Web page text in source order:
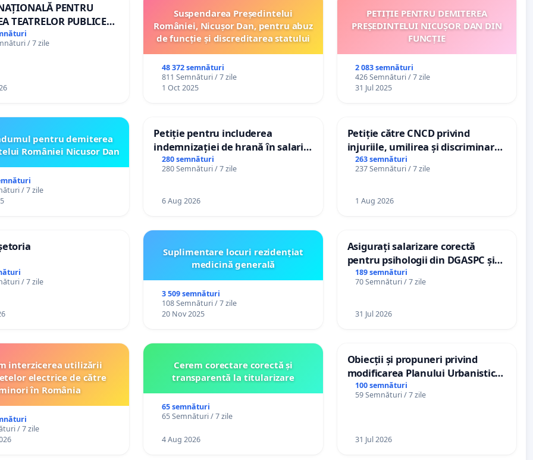
PENTRU
TEATRELOR PUBLICE
DIN ROMÂNIA
/ 7 zile
Suspendarea Președintelui
României, Nicușor Dan, pentru abuz
de funcție și discreditarea statului
48 372 semnături
811 Semnături / 7 zile
1 Oct 2025
PETIȚIE PENTRU DEMITEREA
PREȘEDINTELUI NICUȘOR DAN DIN
FUNCȚIE
2 083 semnături
426 Semnături / 7 zile
31 Jul 2025
pentru demiterea
României Nicusor Dan
/ 7 zile
Petiție pentru includerea
indemnizației de hrană în salariul
de bază și protejarea gradațiilor
de vechime pentru asistenții
280 semnături
280 Semnături / 7 zile
6 Aug 2026
Petiție către CNCD privind
injuriile, umilirea și discriminarea
persoanelor cu dizabilități de
către utilizatorul TikTok „Gorici”
263 semnături
237 Semnături / 7 zile
1 Aug 2026
/ 7 zile
Suplimentare locuri rezidențiat
medicină generală
3 509 semnături
108 Semnături / 7 zile
20 Nov 2025
Asigurați salarizare corectă
pentru psihologii din DGASPC și
spitale
189 semnături
70 Semnături / 7 zile
31 Jul 2026
interzicerea utilizării
electrice de către
în România
/ 7 zile
Cerem corectare corectă și
transparentă la titularizare
65 semnături
65 Semnături / 7 zile
4 Aug 2026
Obiecții și propuneri privind
modificarea Planului Urbanistic
General al orașului Ialoveni
100 semnături
59 Semnături / 7 zile
31 Jul 2026